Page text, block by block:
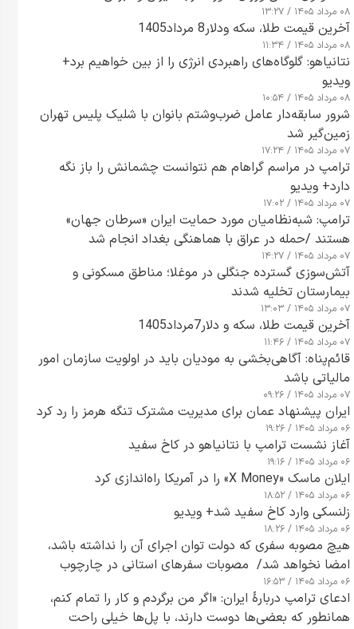
۰۸ مرداد ۱۴۰۵ / ۱۳:۲۷
آخرین قیمت طلا، سکه ودلار8 مرداد1405
۰۸ مرداد ۱۴۰۵ / ۱۱:۳۴
نتانیاهو: گلوگاه‌های راهبردی انرژی را از بین خواهیم برد+
ویدیو
۰۸ مرداد ۱۴۰۵ / ۱۰:۵۴
شرور سابقه‌دار عامل ضرب‌وشتم بانوان با شلیک پلیس تهران
زمین‌گیر شد
۰۷ مرداد ۱۴۰۵ / ۱۷:۲۴
ترامپ در مراسم گراهام هم نتوانست چشمانش را باز نگه
دارد+ ویدیو
۰۷ مرداد ۱۴۰۵ / ۱۷:۰۲
ترامپ: شبه‌نظامیان مورد حمایت ایران «سرطان جهان»
هستند /حمله در عراق با هماهنگی بغداد انجام شد
۰۷ مرداد ۱۴۰۵ / ۱۴:۲۷
آتش‌سوزی گسترده جنگلی در موغلا؛ مناطق مسکونی و
بیمارستان تخلیه شدند
۰۷ مرداد ۱۴۰۵ / ۱۳:۰۳
آخرین قیمت طلا، سکه و دلار7مرداد1405
۰۷ مرداد ۱۴۰۵ / ۱۱:۴۶
قائم‌پناه: آگاهی‌بخشی به مودیان باید در اولویت سازمان امور
مالیاتی باشد
۰۷ مرداد ۱۴۰۵ / ۰۹:۲۶
ایران پیشنهاد عمان برای مدیریت مشترک تنگه هرمز را رد کرد
۰۶ مرداد ۱۴۰۵ / ۱۹:۲۶
آغاز نشست ترامپ با نتانیاهو در کاخ سفید
۰۶ مرداد ۱۴۰۵ / ۱۹:۱۶
ایلان ماسک «X Money» را در آمریکا راه‌اندازی کرد
۰۶ مرداد ۱۴۰۵ / ۱۸:۵۲
زلنسکی وارد کاخ سفید شد+ ویدیو
۰۶ مرداد ۱۴۰۵ / ۱۸:۲۶
هیچ مصوبه سفری که دولت توان اجرای آن را نداشته باشد،
امضا نخواهد شد/ مصوبات سفرهای استانی در چارچوب
قانون بودجه است+ عکس
۰۶ مرداد ۱۴۰۵ / ۱۶:۵۳
ادعای ترامپ دربارهٔ ایران: «اگر من برگردم و کار را تمام کنم،
همانطور که بعضی‌ها دوست دارند، با پل‌ها خیلی راحت